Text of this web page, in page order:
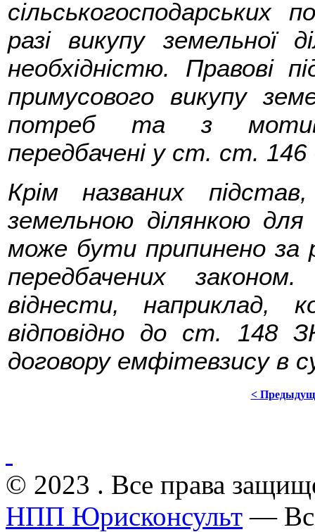
разі викупу земельної
необхідністю. Правові
примусового викупу
потреб та з мотивів
передбачені у ст. ст.
Крім названих
земельною ділянкою для
може бути припинено за
передбачених
віднести, наприклад,
відповідно до ст. 148
договору емфітевзису в
<
© 2023 . Все права
НПП Юрисконсульт —